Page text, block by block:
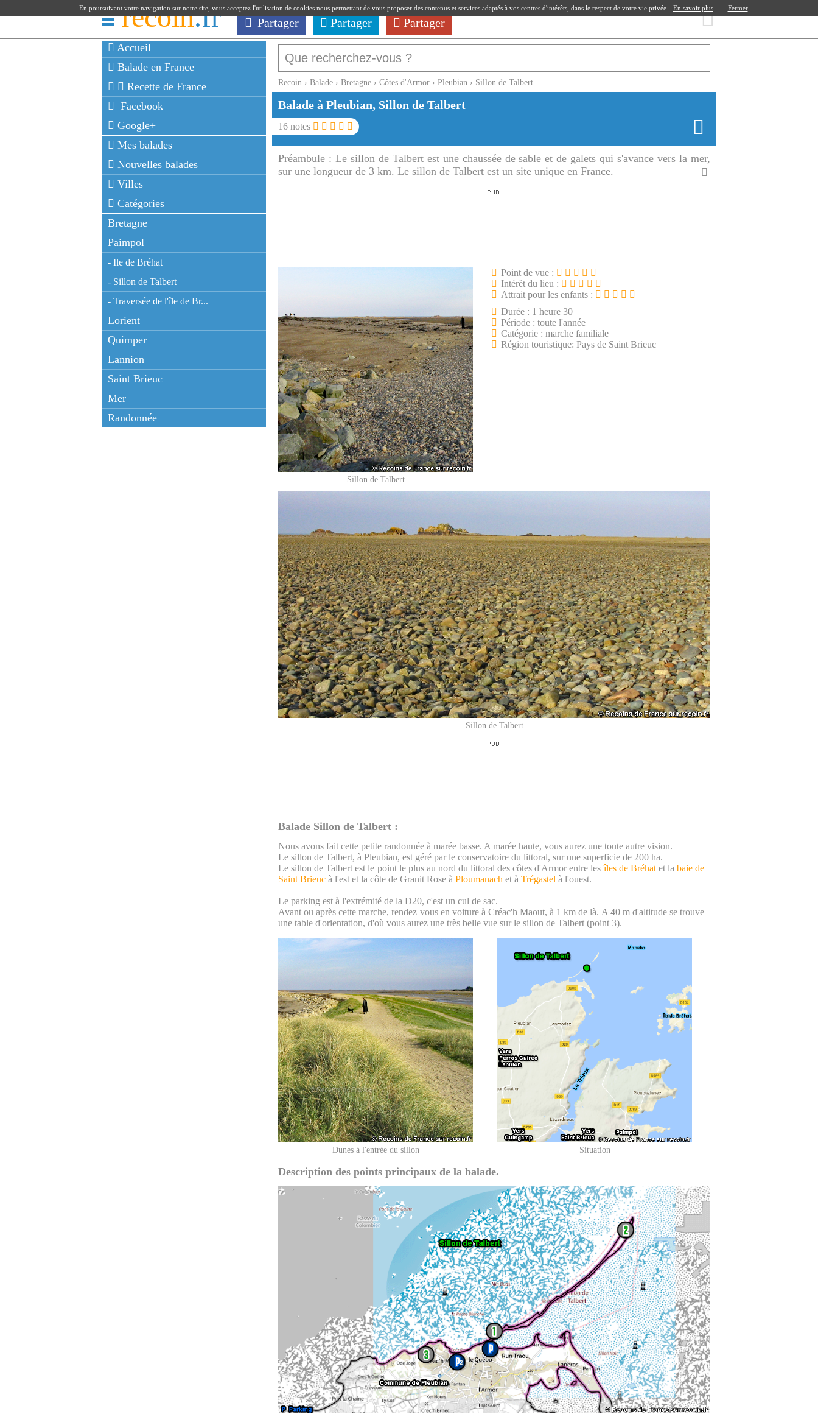
recoin.fr Partager Partager Partager
Accueil
Balade en France
Recette de France
Facebook
Google+
Mes balades
Nouvelles balades
Villes
Catégories
Bretagne
Paimpol
- Ile de Bréhat
- Sillon de Talbert
- Traversée de l'île de Br...
Lorient
Quimper
Lannion
Saint Brieuc
Mer
Randonnée
Recoin › Balade › Bretagne › Côtes d'Armor › Pleubian › Sillon de Talbert
Balade à Pleubian, Sillon de Talbert
16 notes
Préambule : Le sillon de Talbert est une chaussée de sable et de galets qui s'avance vers la mer,
sur une longueur de 3 km. Le sillon de Talbert est un site unique en France.
Sillon de Talbert
Point de vue :
Intérêt du lieu :
Attrait pour les enfants :
Durée : 1 heure 30
Période : toute l'année
Catégorie : marche familiale
Région touristique: Pays de Saint Brieuc
Sillon de Talbert
Balade Sillon de Talbert :
Nous avons fait cette petite randonnée à marée basse. A marée haute, vous aurez une toute autre vision.
Le sillon de Talbert, à Pleubian, est géré par le conservatoire du littoral, sur une superficie de 200 ha.
Le sillon de Talbert est le point le plus au nord du littoral des côtes d'Armor entre lesîles de Bréhatet la baie de
Saint Brieuc à l'est et la côte de Granit Rose à Ploumanach et à Trégastel à l'ouest.
Le parking est à l'extrémité de la D20, c'est un cul de sac.
Avant ou après cette marche, rendez vous en voiture à Créac'h Maout, à 1 km de là. A 40 m d'altitude se trouve
une table d'orientation, d'où vous aurez une très belle vue sur le sillon de Talbert (point 3).
Dunes à l'entrée du sillon Situation
Description des points principaux de la balade.
En poursuivant votre navigation sur notre site, vous acceptez l'utilisation de cookies nous permettant de vous proposer des contenus et services adaptés à vos centres d'intérêts, dans le respect de votre vie privée. En savoir plus Fermer